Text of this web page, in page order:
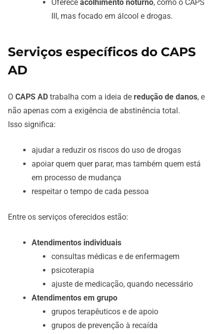
Oferece acolhimento noturno, como o CAPS
III, mas focado em álcool e drogas.
Serviços específicos do CAPS
AD
O CAPS AD trabalha com a ideia de redução de danos, e
não apenas com a exigência de abstinência total.
Isso significa:
ajudar a reduzir os riscos do uso de drogas
apoiar quem quer parar, mas também quem está
em processo de mudança
respeitar o tempo de cada pessoa
Entre os serviços oferecidos estão:
Atendimentos individuais
consultas médicas e de enfermagem
psicoterapia
ajuste de medicação, quando necessário
Atendimentos em grupo
grupos terapêuticos e de apoio
grupos de prevenção à recaída